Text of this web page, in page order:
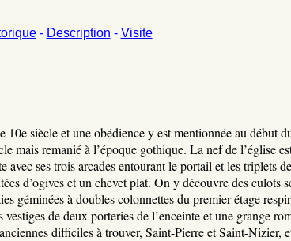
- Description - Visite
siècle et une obédience y est mentionnée au début
remanié à l’époque gothique. La nef de l’église
ses trois arcades entourant le portail et les triplets
d’ogives et un chevet plat. On y découvre des culots
géminées à doubles colonnettes du premier étage
de deux porteries de l’enceinte et une grange
difficiles à trouver, Saint-Pierre et Saint-Nizier,